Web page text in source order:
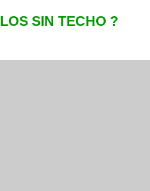
LOS SIN TECHO ?